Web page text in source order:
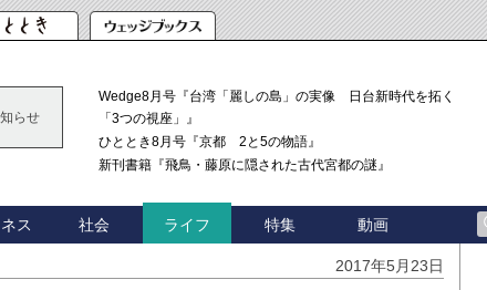
らせ
Wedge8月号『台湾「麗しの島」の実像 日台新時代を拓く
「3つの視座」』
ひととき8月号『京都 2と5の物語』
新刊書籍『飛鳥・藤原に隠された古代宮都の謎』
ス 社会 ライフ 特集 動画
2017年5月23日